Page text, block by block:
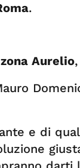
.
Aurelio
e di